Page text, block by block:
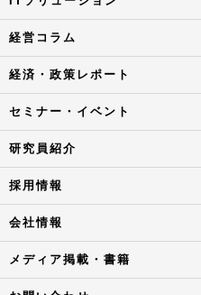
経営コラム
経済・政策レポート
セミナー・イベント
研究員紹介
採用情報
会社情報
メディア掲載・書籍